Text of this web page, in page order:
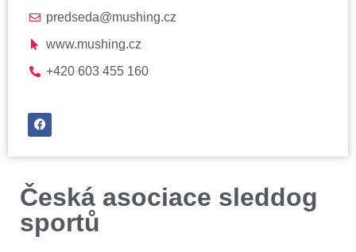
predseda@mushing.cz
www.mushing.cz
+420 603 455 160
Česká asociace sleddog
sportů